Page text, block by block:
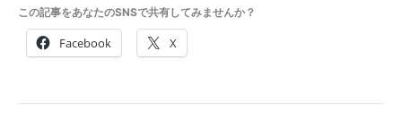
この記事をあなたのSNSで共有してみませんか？
Facebook X